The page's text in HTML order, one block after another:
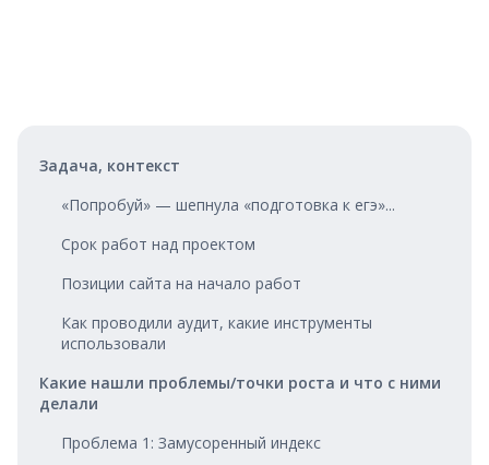
Задача, контекст
«Попробуй» — шепнула «подготовка к егэ»...
Срок работ над проектом
Позиции сайта на начало работ
Как проводили аудит, какие инструменты
использовали
Какие нашли проблемы/точки роста и что с ними
делали
Проблема 1: Замусоренный индекс